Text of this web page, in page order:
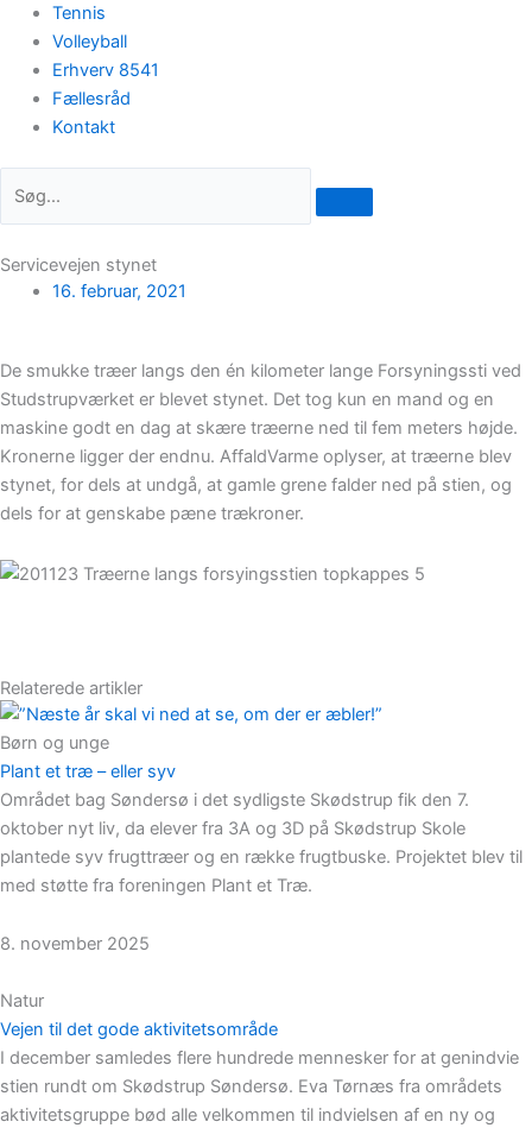
Tennis
Volleyball
Erhverv 8541
Fællesråd
Kontakt
Servicevejen stynet
16. februar, 2021
De smukke træer langs den én kilometer lange Forsyningssti ved
Studstrupværket er blevet stynet. Det tog kun en mand og en
maskine godt en dag at skære træerne ned til fem meters højde.
Kronerne ligger der endnu. AffaldVarme oplyser, at træerne blev
stynet, for dels at undgå, at gamle grene falder ned på stien, og
dels for at genskabe pæne trækroner.
Relaterede artikler
Børn og unge
Plant et træ – eller syv
Området bag Søndersø i det sydligste Skødstrup fik den 7.
oktober nyt liv, da elever fra 3A og 3D på Skødstrup Skole
plantede syv frugttræer og en række frugtbuske. Projektet blev til
med støtte fra foreningen Plant et Træ.
8. november 2025
Natur
Vejen til det gode aktivitetsområde
I december samledes flere hundrede mennesker for at genindvie
stien rundt om Skødstrup Søndersø. Eva Tørnæs fra områdets
aktivitetsgruppe bød alle velkommen til indvielsen af en ny og